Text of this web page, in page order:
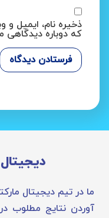
ذخیره نام، ایمیل و
که دوباره
ما در تیم دیجیتال
آوردن نتایج مطلوب